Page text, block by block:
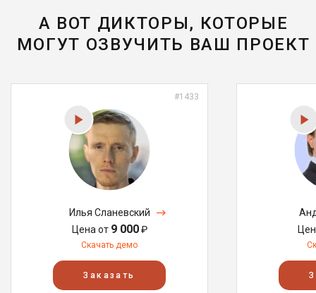
А ВОТ ДИКТОРЫ, КОТОРЫЕ
МОГУТ ОЗВУЧИТЬ ВАШ ПРОЕКТ
#1433
Илья Сланевский
Цена от 9 000₽
Скачать демо
Заказать